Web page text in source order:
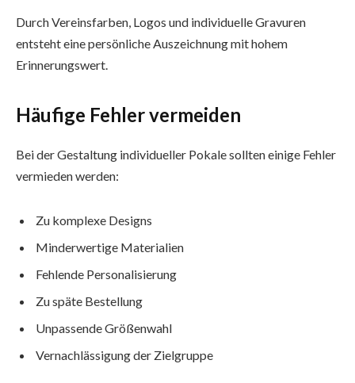
Durch Vereinsfarben, Logos und individuelle Gravuren
entsteht eine persönliche Auszeichnung mit hohem
Erinnerungswert.
Häufige Fehler vermeiden
Bei der Gestaltung individueller Pokale sollten einige Fehler
vermieden werden:
Zu komplexe Designs
Minderwertige Materialien
Fehlende Personalisierung
Zu späte Bestellung
Unpassende Größenwahl
Vernachlässigung der Zielgruppe